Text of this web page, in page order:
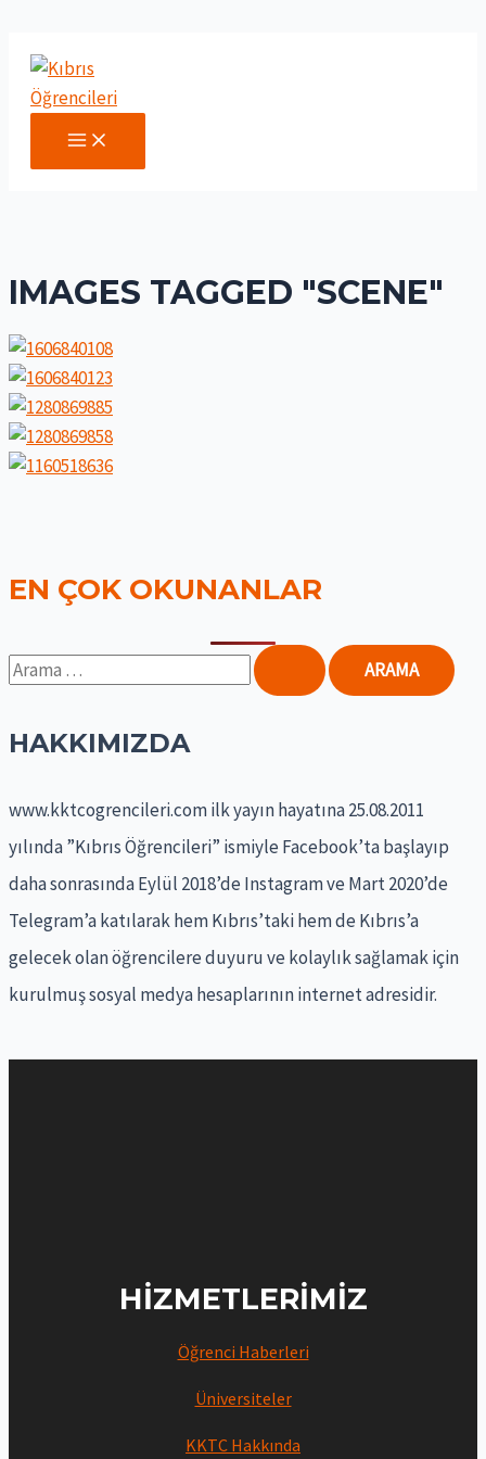
atla
MAIN
MENU
IMAGES TAGGED "SCENE"
EN ÇOK OKUNANLAR
S
a
c
h
f
o
r
:
HAKKIMIZDA
www.kktcogrencileri.com ilk yayın hayatına 25.08.2011
yılında ”Kıbrıs Öğrencileri” ismiyle Facebook’ta başlayıp
daha sonrasında Eylül 2018’de Instagram ve Mart 2020’de
Telegram’a katılarak hem Kıbrıs’taki hem de Kıbrıs’a
gelecek olan öğrencilere duyuru ve kolaylık sağlamak için
kurulmuş sosyal medya hesaplarının internet adresidir.
HIZMETLERIMIZ
Öğrenci Haberleri
Üniversiteler
KKTC Hakkında